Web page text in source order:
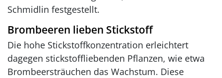
Schmidlin festgestellt.
Brombeeren lieben Stickstoff
Die hohe Stickstoffkonzentration erleichtert
dagegen stickstoffliebenden Pflanzen, wie etwa
Brombeersträuchen das Wachstum. Diese